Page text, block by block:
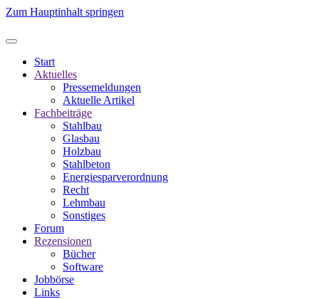
Zum Hauptinhalt springen
Start
Aktuelles
Pressemeldungen
Aktuelle Artikel
Fachbeiträge
Stahlbau
Glasbau
Holzbau
Stahlbeton
Energiesparverordnung
Recht
Lehmbau
Sonstiges
Forum
Rezensionen
Bücher
Software
Jobbörse
Links